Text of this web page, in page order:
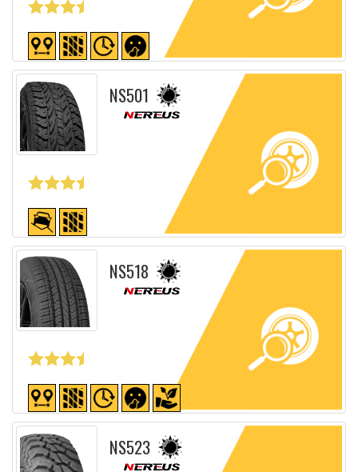
Fiche détaillée
NS501
Fiche détaillée
NS518
Fiche détaillée
NS523